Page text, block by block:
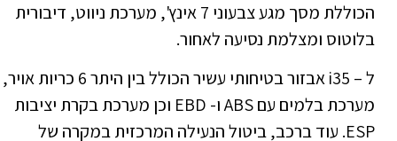
הכוללת מסך מגע צבעוני 7 אינץ', מערכת ניווט, דיבורית
בלוטוס ומצלמת נסיעה לאחור.
ל – i35 אבזור בטיחותי עשיר הכולל בין היתר 6 כריות אויר,
מערכת בלמים עם ABS ו- EBD וכן מערכת בקרת יציבות
ESP. עוד ברכב, ביטול הנעילה המרכזית במקרה של